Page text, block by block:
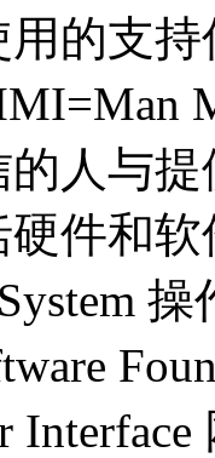
的支持
人与
件和软